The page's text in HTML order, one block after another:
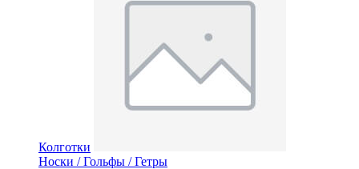
Колготки
Носки / Гольфы / Гетры